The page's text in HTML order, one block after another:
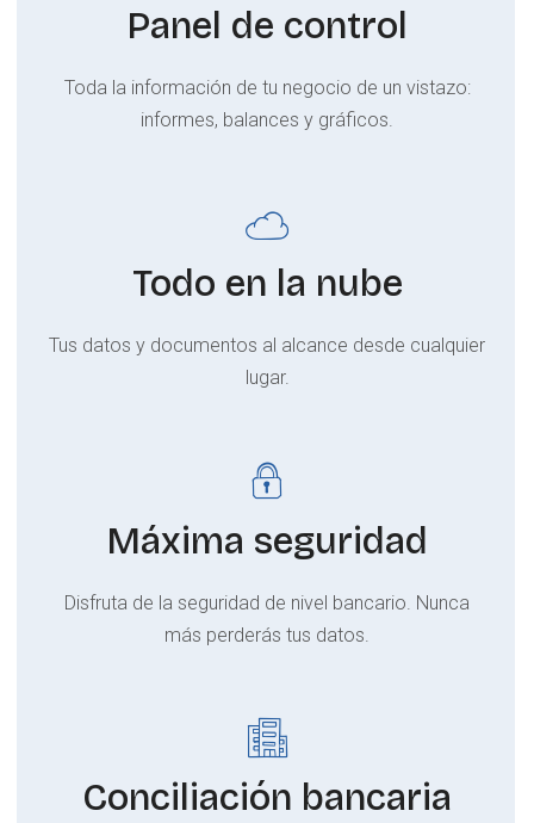
Panel de control
Toda la información de tu negocio de un vistazo:
informes, balances y gráficos.
Todo en la nube
Tus datos y documentos al alcance desde cualquier
lugar.
Máxima seguridad
Disfruta de la seguridad de nivel bancario. Nunca
más perderás tus datos.
Conciliación bancaria